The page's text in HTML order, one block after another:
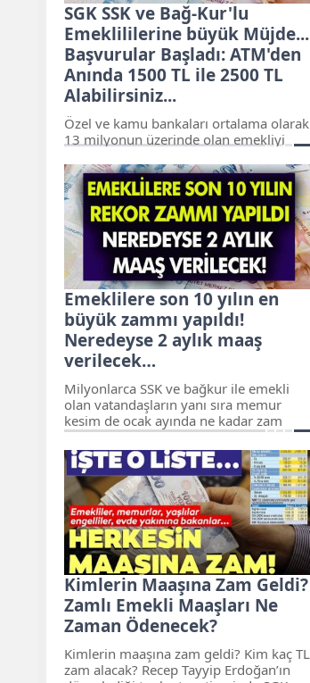
SGK SSK ve Bağ-Kur'lu
Emeklililerine büyük Müjde...
Başvurular Başladı: ATM'den
Anında 1500 TL ile 2500 TL
Alabilirsiniz...
Özel ve kamu bankaları ortalama olarak
13 milyonun üzerinde olan emekliyi
ödemelerine hız kesmeden devam
ediyor. Geçimlerini emekli aylıkları ile
karşılayan vatandaşlara Halkbank bir
müjde daha verdi.
Emeklilere son 10 yılın en
büyük zammı yapıldı!
Neredeyse 2 aylık maaş
verilecek…
Milyonlarca SSK ve bağkur ile emekli
olan vatandaşların yanı sıra memur
kesim de ocak ayında ne kadar zam
alacaklarını büyük bir merak ile
bekleniyor. Her ne kadar maaşlara
gelecek zam oranları için ilk ip uçları
enflasyon oran tahminleri ile geliyor
olsa bile hala net bir açıklama olmadı.
Kimlerin Maaşına Zam Geldi?
Zamlı Emekli Maaşları Ne
Zaman Ödenecek?
Kimlerin maaşına zam geldi? Kim kaç TL
zam alacak? Recep Tayyip Erdoğan’ın